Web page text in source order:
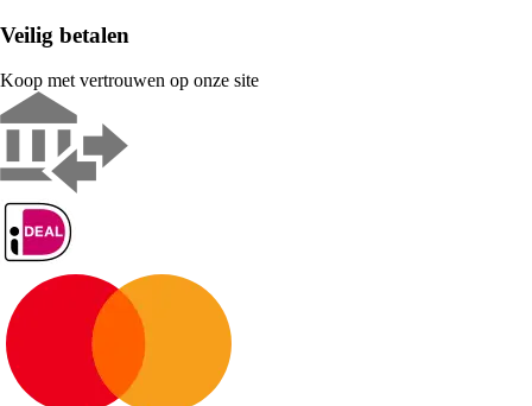
Veilig betalen
Koop met vertrouwen op onze site